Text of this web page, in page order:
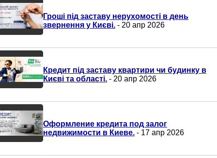
Гроші під заставу нерухомості в день
звернення у Києві. - 20 апр 2026
Кредит під заставу квартири чи будинку в
Києві та області. - 20 апр 2026
Оформление кредита под залог
недвижимости в Киеве. - 17 апр 2026